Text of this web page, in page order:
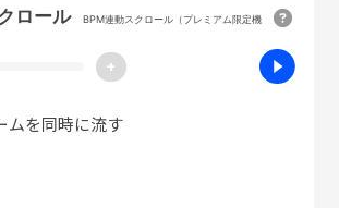
ロール
BPM連動スクロール（プレミアム限定機
+
ムを同時に流す